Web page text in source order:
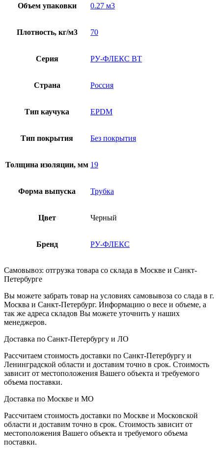
Объем упаковки 0.27 м3
Плотность, кг/м3 70
Серия РУ-ФЛЕКС ВТ
Страна Россия
Тип каучука EPDM
Тип покрытия Без покрытия
Толщина изоляции, мм 19
Форма выпуска Трубка
Цвет Черный
Бренд РУ-ФЛЕКС
Самовывоз: отгрузка товара со склада в Москве и Санкт-
Петербурге
Вы можете забрать товар на условиях самовывоза со слада в г.
Москва и Санкт-Петербург. Информацию о весе и объеме, а
так же адреса складов Вы можете уточнить у наших
менеджеров.
Доставка по Санкт-Петербургу и ЛО
Рассчитаем стоимость доставки по Санкт-Петербургу и
Ленинградской области и доставим точно в срок. Стоимость
зависит от местоположения Вашего объекта и требуемого
объема поставки.
Доставка по Москве и МО
Рассчитаем стоимость доставки по Москве и Московской
области и доставим точно в срок. Стоимость зависит от
местоположения Вашего объекта и требуемого объема
поставки.